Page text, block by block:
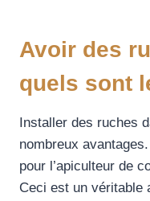
Avoir des
quels sont
Installer des ruches
nombreux
pour l’apiculteur de
Ceci est un véritable